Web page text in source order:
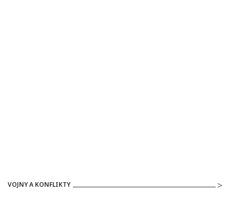
VOJNY A KONFLIKTY